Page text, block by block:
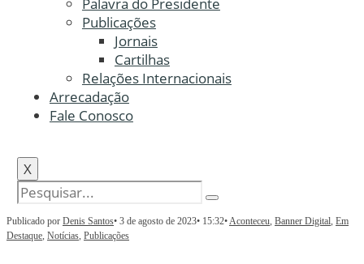
Publicações
Jornais
Cartilhas
Relações Internacionais
Arrecadação
Fale Conosco
X
Publicado por Denis Santos• 3 de agosto de 2023• 15:32•Aconteceu, Banner Digital, Em
Destaque, Notícias, Publicações